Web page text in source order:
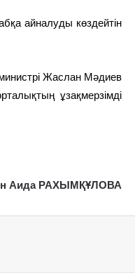
айналуды көздейтін
Жаслан Мәдиев
ұзақмерзімді
Аида РАХЫМҚҰЛОВА